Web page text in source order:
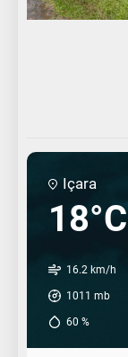
Içara
18°C
16.2 km/h
1011 mb
60 %